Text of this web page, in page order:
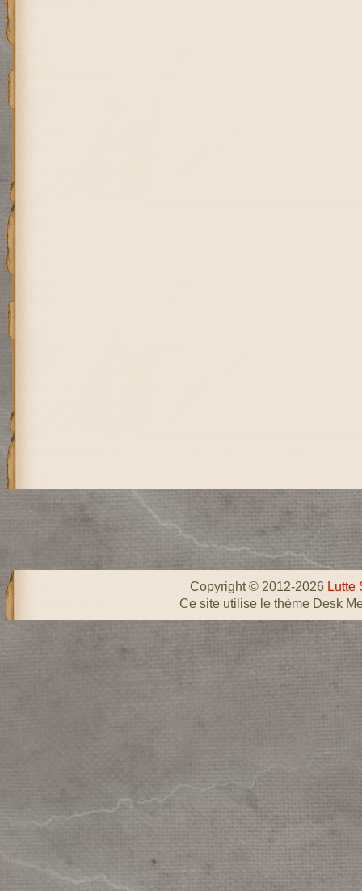
Copyright © 2012-2026 Lutte
Ce site utilise le thème Desk